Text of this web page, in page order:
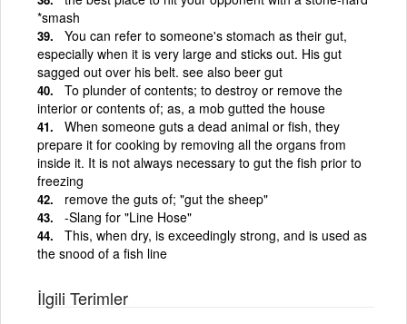
*smash
You can refer to someone's stomach as their gut,
especially when it is very large and sticks out. His gut
sagged out over his belt. see also beer gut
To plunder of contents; to destroy or remove the
interior or contents of; as, a mob gutted the house
When someone guts a dead animal or fish, they
prepare it for cooking by removing all the organs from
inside it. It is not always necessary to gut the fish prior to
freezing
remove the guts of; "gut the sheep"
-Slang for "Line Hose"
This, when dry, is exceedingly strong, and is used as
the snood of a fish line
İlgili Terimler